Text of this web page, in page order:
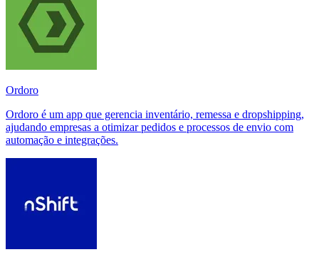
Ordoro
Ordoro é um app que gerencia inventário, remessa e dropshipping,
ajudando empresas a otimizar pedidos e processos de envio com
automação e integrações.